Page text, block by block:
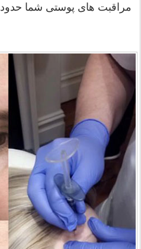
مراقبت های پوستی شما حدود 5 سال است.